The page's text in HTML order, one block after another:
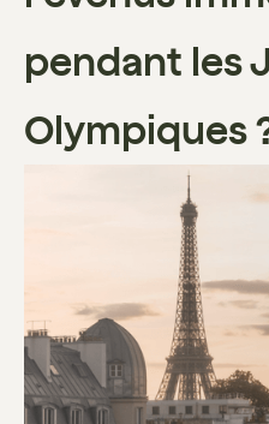
pendant les
Olympiques